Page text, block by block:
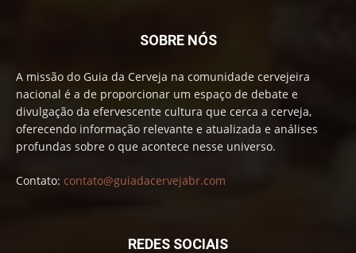
SOBRE NÓS
A missão do Guia da Cerveja na comunidade cervejeira
nacional é a de proporcionar um espaço de debate e
divulgação da efervescente cultura que cerca a cerveja,
oferecendo informação relevante e atualizada e análises
profundas sobre o que acontece nesse universo.
Contato: contato@guiadacervejabr.com
REDES SOCIAIS